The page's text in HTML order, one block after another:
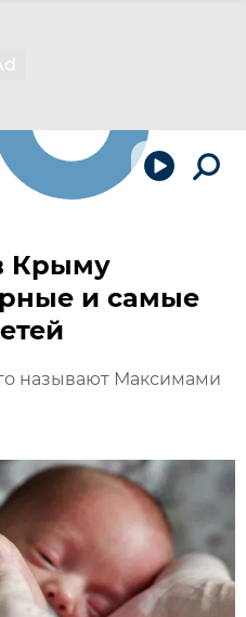
Крыму
и самые
называют Максимами